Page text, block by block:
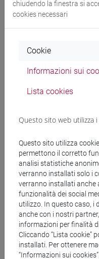
Esperti linguistici
GOMEZ IGLESIAS
Esercitazioni
Corsi di studio
[LT10] LINGUE,
LINGUAGGIO -
percorso comune
chiudendo la finestra si
cookies necessari
Cookie
Informazioni sui
Lista cookies
Questo sito web utilizza
Questo sito utilizza
permettono il corretto
analisi statistiche
verranno installati solo i
verranno installati anche
funzionalità dei social
utilizzo. In questo caso, i
anche con i nostri
informazioni per finalità
Cliccando “Lista cookie”
installati. Per ottenere
“Informazioni sui cookies”.